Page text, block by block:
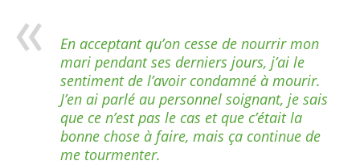
En acceptant qu’on cesse de nourrir mon
mari pendant ses derniers jours, j’ai le
sentiment de l’avoir condamné à mourir.
J’en ai parlé au personnel soignant, je sais
que ce n’est pas le cas et que c’était la
bonne chose à faire, mais ça continue de
me tourmenter.